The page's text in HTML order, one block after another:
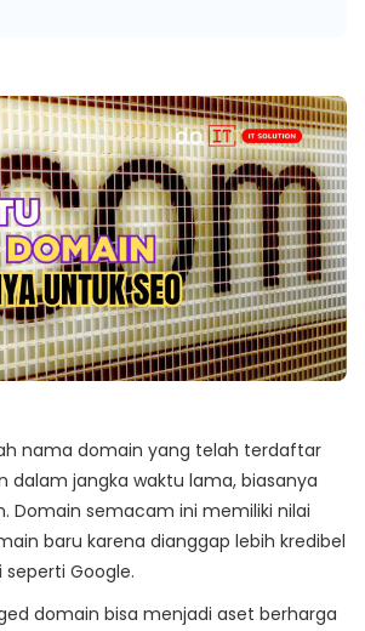
nama domain yang telah terdaftar
dalam jangka waktu lama, biasanya
Domain semacam ini memiliki nilai
baru karena dianggap lebih kredibel
Google.
domain bisa menjadi aset berharga